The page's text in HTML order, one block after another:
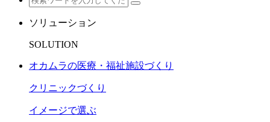
ソリューション
SOLUTION
オカムラの医療・福祉施設づくり
クリニックづくり
イメージで選ぶ